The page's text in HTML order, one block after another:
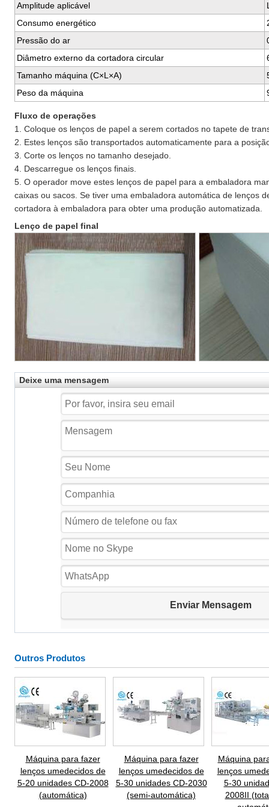
Amplitude aplicável
Consumo energético
Pressão do ar
Diâmetro externo da cortadora circular
Tamanho máquina (C×L×A)
Peso da máquina
Fluxo de operações
1. Coloque os lenços de papel a serem cortados no tapete de
2. Estes lenços são transportados automaticamente para a
3. Corte os lenços no tamanho desejado.
4. Descarregue os lenços finais.
5. O operador move estes lenços de papel para a embaladora
caixas ou sacos. Se tiver uma embaladora automática de lenços
cortadora à embaladora para obter uma produção automatizada.
Lenço de papel final
Deixe uma mensagem
Outros Produtos
Máquina para fazer
lenços umedecidos de
5-20 unidades CD-2008
(automática)
Máquina para fazer
lenços umedecidos de
5-30 unidades CD-2030
(semi-automática)
Máquina
lenços
5-30
2008II